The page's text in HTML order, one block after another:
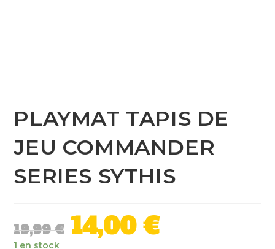
PLAYMAT TAPIS DE
JEU COMMANDER
SERIES SYTHIS
19,99€ 14,00€
1 en stock